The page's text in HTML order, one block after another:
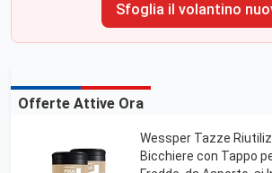
Sfoglia il volantino
Offerte Attive Ora
Wessper Tazze
Bicchiere con Tappo